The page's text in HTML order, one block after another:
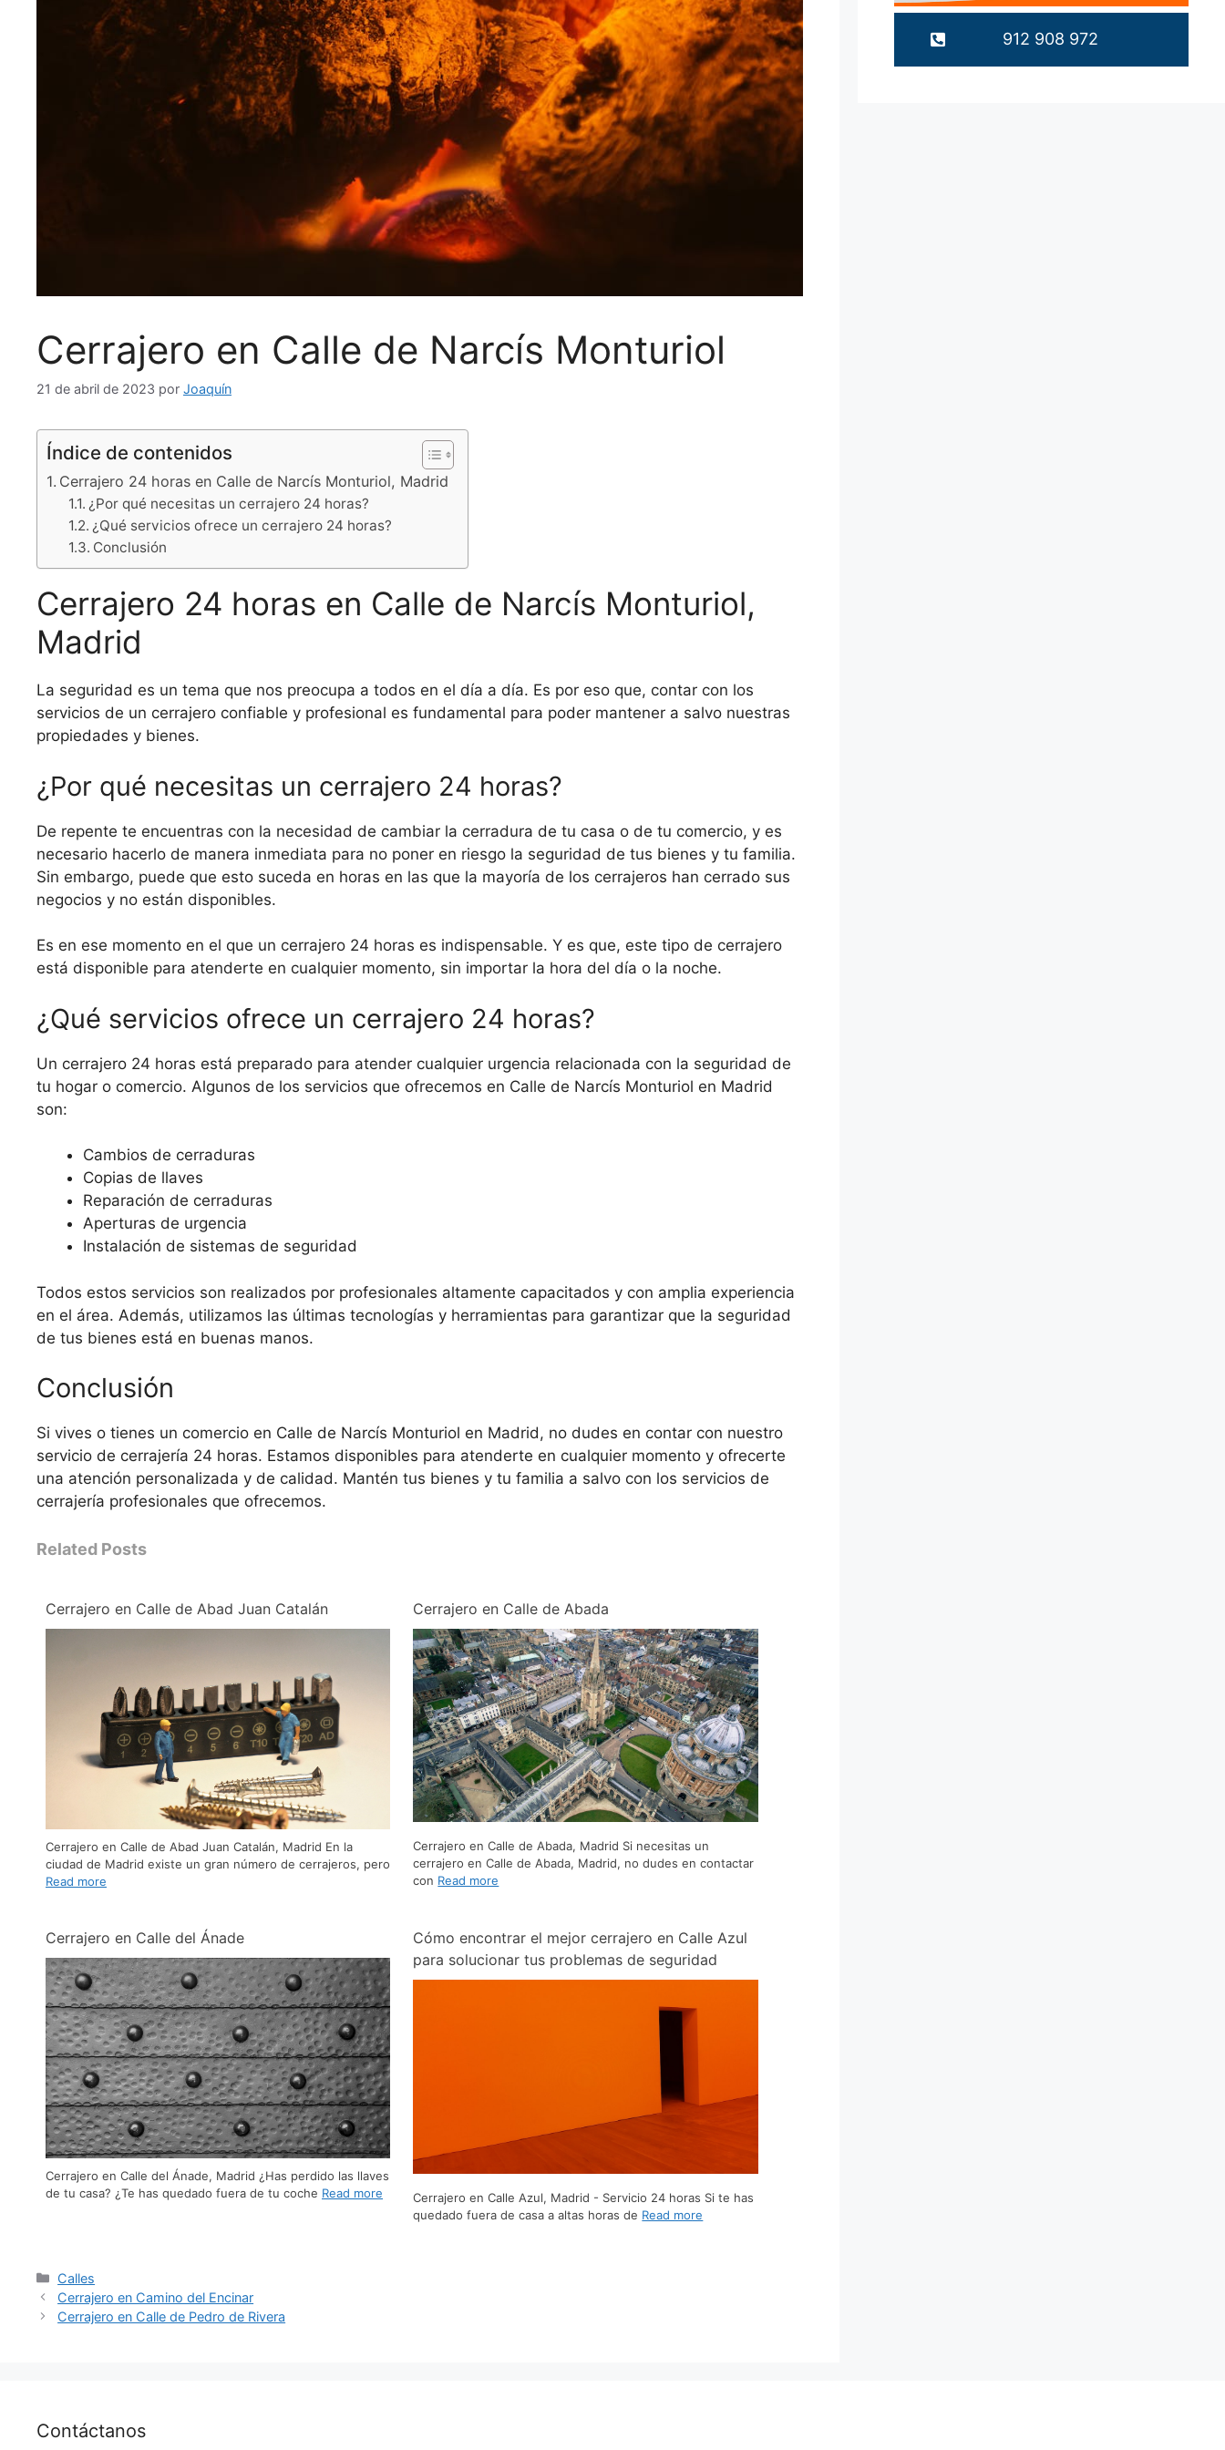
Cerrajero en Calle de Narcís Monturiol
21 de abril de 2023 por Joaquín
Índice de contenidos
Cerrajero 24 horas en Calle de Narcís Monturiol, Madrid
¿Por qué necesitas un cerrajero 24 horas?
¿Qué servicios ofrece un cerrajero 24 horas?
Conclusión
Cerrajero 24 horas en Calle de Narcís Monturiol,
Madrid
La seguridad es un tema que nos preocupa a todos en el día a día. Es por eso que, contar con los
servicios de un cerrajero confiable y profesional es fundamental para poder mantener a salvo nuestras
propiedades y bienes.
¿Por qué necesitas un cerrajero 24 horas?
De repente te encuentras con la necesidad de cambiar la cerradura de tu casa o de tu comercio, y es
necesario hacerlo de manera inmediata para no poner en riesgo la seguridad de tus bienes y tu familia.
Sin embargo, puede que esto suceda en horas en las que la mayoría de los cerrajeros han cerrado sus
negocios y no están disponibles.
Es en ese momento en el que un cerrajero 24 horas es indispensable. Y es que, este tipo de cerrajero
está disponible para atenderte en cualquier momento, sin importar la hora del día o la noche.
¿Qué servicios ofrece un cerrajero 24 horas?
Un cerrajero 24 horas está preparado para atender cualquier urgencia relacionada con la seguridad de
tu hogar o comercio. Algunos de los servicios que ofrecemos en Calle de Narcís Monturiol en Madrid
son:
Cambios de cerraduras
Copias de llaves
Reparación de cerraduras
Aperturas de urgencia
Instalación de sistemas de seguridad
Todos estos servicios son realizados por profesionales altamente capacitados y con amplia experiencia
en el área. Además, utilizamos las últimas tecnologías y herramientas para garantizar que la seguridad
de tus bienes está en buenas manos.
Conclusión
Si vives o tienes un comercio en Calle de Narcís Monturiol en Madrid, no dudes en contar con nuestro
servicio de cerrajería 24 horas. Estamos disponibles para atenderte en cualquier momento y ofrecerte
una atención personalizada y de calidad. Mantén tus bienes y tu familia a salvo con los servicios de
cerrajería profesionales que ofrecemos.
Related Posts
Cerrajero en Calle de Abad Juan Catalán
Cerrajero en Calle de Abad Juan Catalán, Madrid En la
ciudad de Madrid existe un gran número de cerrajeros, pero
Read more
Cerrajero en Calle de Abada
Cerrajero en Calle de Abada, Madrid Si necesitas un
cerrajero en Calle de Abada, Madrid, no dudes en contactar
con Read more
Cerrajero en Calle del Ánade
Cerrajero en Calle del Ánade, Madrid ¿Has perdido las llaves
de tu casa? ¿Te has quedado fuera de tu coche Read more
Cómo encontrar el mejor cerrajero en Calle Azul
para solucionar tus problemas de seguridad
Cerrajero en Calle Azul, Madrid - Servicio 24 horas Si te has
quedado fuera de casa a altas horas de Read more
Calles
Cerrajero en Camino del Encinar
Cerrajero en Calle de Pedro de Rivera
912 908 972
Contáctanos